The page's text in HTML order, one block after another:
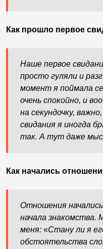
Как прошло первое
Наше первое
просто гуляли и
момент я поймала
очень спокойно, и
на секундочку,
свидания я иногда
так. А тут даже
Как начались
Отношения
начала знакомства.
меня: «Стану ли я
обстоятельства